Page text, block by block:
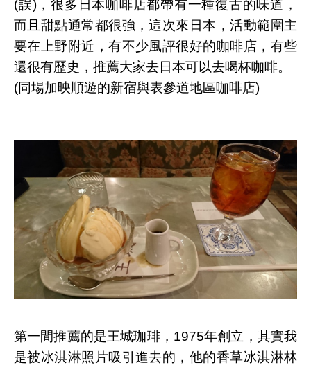
(誤)，很多日本咖啡店都帶有一種復古的味道，
而且甜點通常都很強，這次來日本，活動範圍主
要在上野附近，有不少風評很好的咖啡店，有些
還很有歷史，推薦大家去日本可以去喝杯咖啡。
(同場加映順遊的新宿與表參道地區咖啡店)
第一間推薦的是王城珈琲，1975年創立，其實我
是被冰淇淋照片吸引進去的，他的香草冰淇淋林